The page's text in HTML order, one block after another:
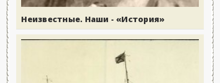
Неизвестные. Наши - «История»